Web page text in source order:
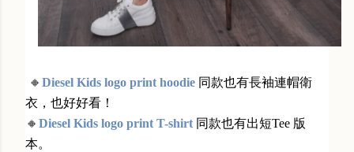
🔸 Diesel Kids logo print hoodie 同款也有長袖連帽衛
衣，也好好看！
🔸 Diesel Kids logo print T-shirt 同款也有出短Tee 版
本。